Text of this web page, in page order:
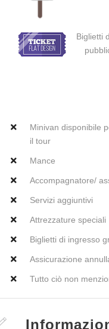
Biglietti
Minivan disponibile
il tour
Mance
Accompagnatore/
Servizi aggiuntivi
Attrezzature speciali
Biglietti di ingresso
Assicurazione
Tutto ciò non